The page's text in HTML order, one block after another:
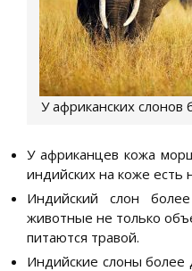
У африканских
У африканцев кожа
индийских на коже есть
Индийский слон
животные не только
питаются травой.
Индийские слоны более